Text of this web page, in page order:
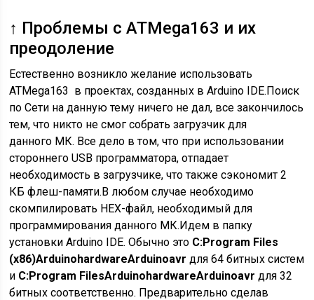
↑ Проблемы с ATMega163 и их
преодоление
Естественно возникло желание использовать
ATMega163 в проектах, созданных в Arduino IDE.Поиск
по Сети на данную тему ничего не дал, все закончилось
тем, что никто не смог собрать загрузчик для
данного МК. Все дело в том, что при использовании
стороннего USB программатора, отпадает
необходимость в загрузчике, что также сэкономит 2
КБ флеш-памяти.В любом случае необходимо
скомпилировать HEX-файл, необходимый для
программирования данного МК.Идем в папку
установки Arduino IDE. Обычно это C:Program Files
(x86)ArduinohardwareArduinoavr для 64 битных систем
и C:Program FilesArduinohardwareArduinoavr для 32
битных соответственно. Предварительно сделав